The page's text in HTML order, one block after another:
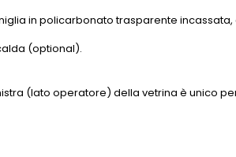
in policarbonato trasparente incassata,
(optional).
(lato operatore) della vetrina è unico